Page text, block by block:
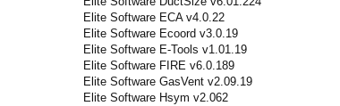
Elite Software ECA v4.0.22
Elite Software Ecoord v3.0.19
Elite Software E-Tools v1.01.19
Elite Software FIRE v6.0.189
Elite Software GasVent v2.09.19
Elite Software Hsym v2.062